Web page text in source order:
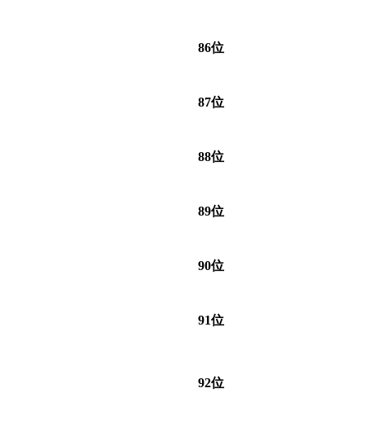
86位
87位
88位
89位
90位
91位
92位